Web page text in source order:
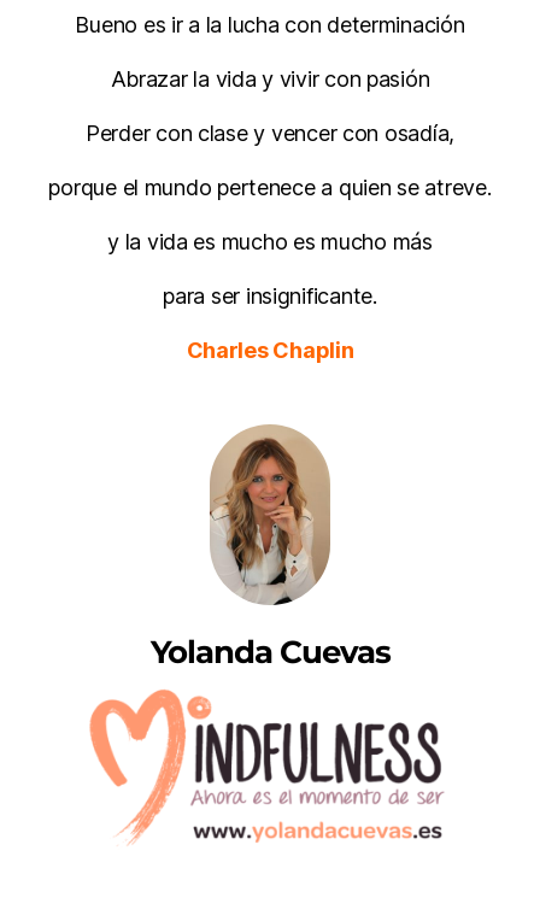
Bueno es ir a la lucha con determinación
Abrazar la vida y vivir con pasión
Perder con clase y vencer con osadía,
porque el mundo pertenece a quien se atreve.
y la vida es mucho es mucho más
para ser insignificante.
Charles Chaplin
Yolanda Cuevas